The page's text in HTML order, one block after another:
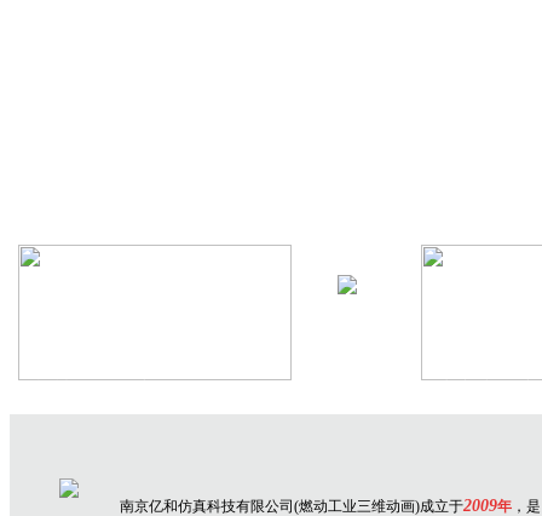
南京亿和仿真科技有限公司(燃动工业三维动画)成立于2009年，